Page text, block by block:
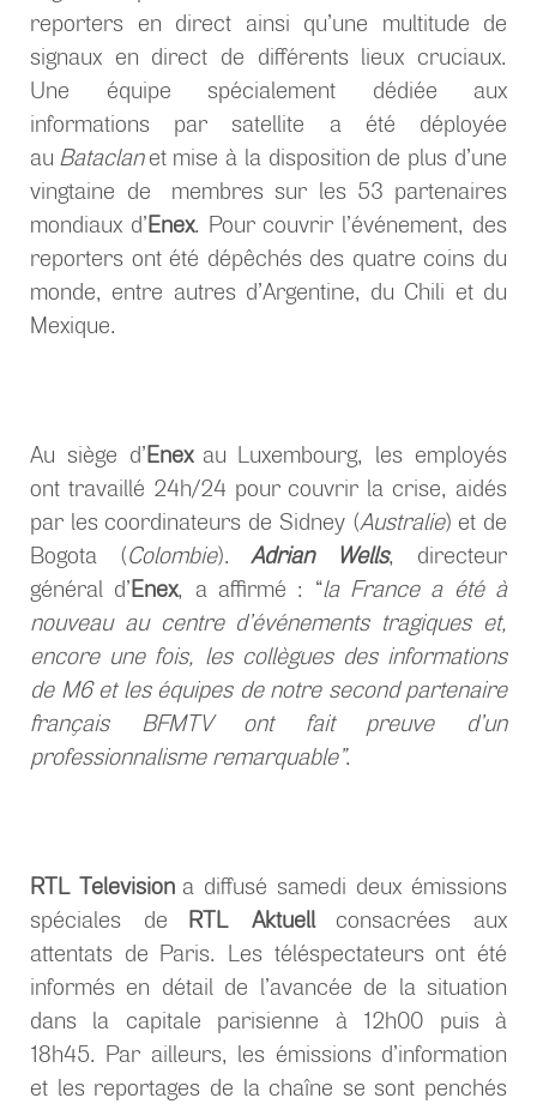
reporters en direct ainsi qu’une multitude de
signaux en direct de différents lieux cruciaux.
Une équipe spécialement dédiée aux
informations par satellite a été déployée
au Bataclanet mise à la disposition de plus d’une
vingtaine de membres sur les 53 partenaires
mondiaux d’Enex. Pour couvrir l’événement, des
reporters ont été dépêchés des quatre coins du
monde, entre autres d’Argentine, du Chili et du
Mexique.
Au siège d’Enexau Luxembourg, les employés
ont travaillé 24h/24 pour couvrir la crise, aidés
par les coordinateurs de Sidney (Australie) et de
Bogota (Colombie). Adrian Wells, directeur
général d’Enex, a affirmé : “la France a été à
nouveau au centre d’événements tragiques et,
encore une fois, les collègues des informations
de M6 et les équipes de notre second partenaire
français BFMTV ont fait preuve d’un
professionnalisme remarquable”.
RTL Television a diffusé samedi deux émissions
spéciales de RTL Aktuellconsacrées aux
attentats de Paris. Les téléspectateurs ont été
informés en détail de l’avancée de la situation
dans la capitale parisienne à 12h00 puis à
18h45. Par ailleurs, les émissions d’information
et les reportages de la chaîne se sont penchés